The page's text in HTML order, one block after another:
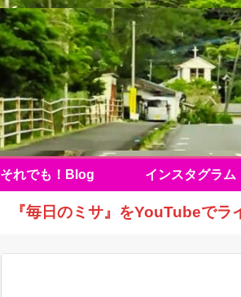
それでも！Blog インスタグラム
『毎日のミサ』をYouTubeでラ